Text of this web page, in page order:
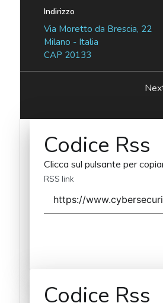
Indirizzo
Via Moretto da Brescia, 22
Milano - Italia
CAP 20133
Codice Rss
Clicca sul pulsante per
RSS link
Codice Rss